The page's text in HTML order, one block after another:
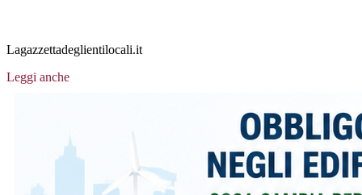
Lagazzettadeglientilocali.it
Leggi anche